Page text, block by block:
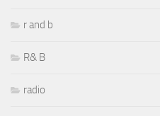
r and b
R& B
radio